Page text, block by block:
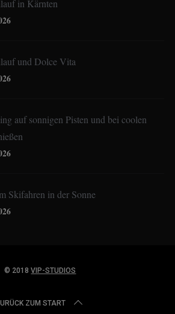
in Kärnten
und Dolce Vita
auf sonnigen Pisten und bei coolen
Skifahren in der Sonne
© 2018VIP-STUDIOS
ZUM START